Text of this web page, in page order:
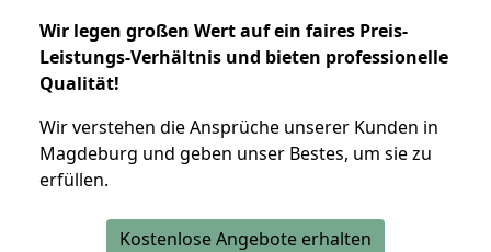
Wir legen großen Wert auf ein faires Preis-
Leistungs-Verhältnis und bieten professionelle
Qualität!
Wir verstehen die Ansprüche unserer Kunden in
Magdeburg und geben unser Bestes, um sie zu
erfüllen.
Kostenlose Angebote erhalten